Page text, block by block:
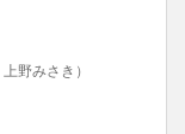
みさき）